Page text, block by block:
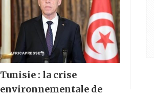
Tunisie : la crise
environnementale de